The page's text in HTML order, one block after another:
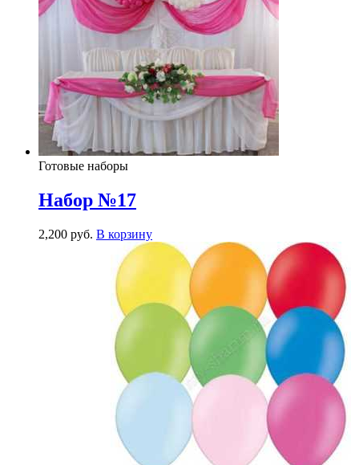
Готовые наборы
Набор №17
2,200 руб. В корзину